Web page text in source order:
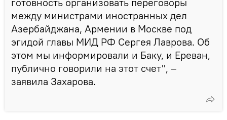
между министрами иностранных дел
Азербайджана, Армении в Москве под
эгидой главы МИД РФ Сергея Лаврова. Об
этом мы информировали и Баку, и Ереван,
публично говорили на этот счет", –
заявила Захарова.